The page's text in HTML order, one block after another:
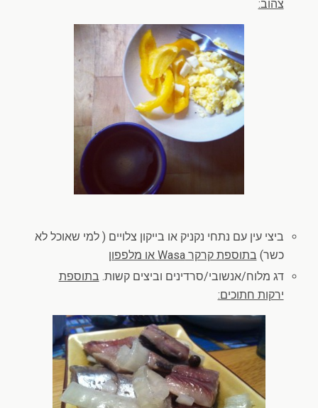
צהוב:
ביצי עין עם נתחי נקניק או בייקון צלויים ( למי שאוכל לא
כשר) בתוספת קרקר Wasa או מלפפון
דג מלוח/אנשובי/סרדינים וביצים קשות. בתוספת
ירקות חתוכים: